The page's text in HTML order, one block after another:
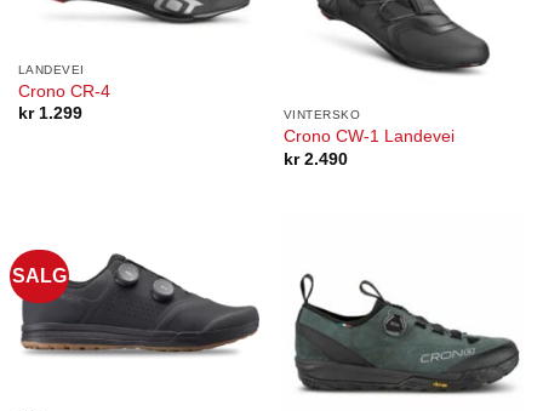
LANDEVEI
Crono CR-4
kr1.299 VINTERSKO
Crono CW-1 Landevei
kr2.490
SALG